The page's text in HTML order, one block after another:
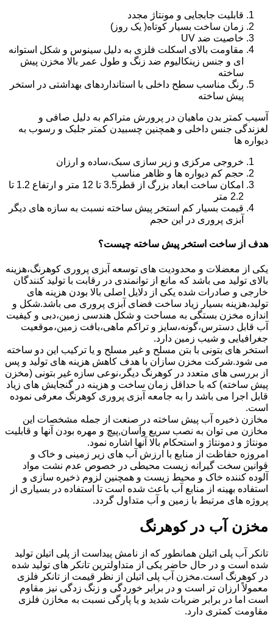
قابلیت جابجایی و مونتاژ مجدد
زمان ساخت بسیار کوتاه( یک روز)
خاصیت ضد UV
مقاومت بالای اسکلت فلزی به دلیل سینوس و شکل استوانه
ای و جنس زینکالیوم ضد زنگ و طول عمر بالا مخزن پیش
ساخته
رنگ مناسب سطح داخلی با استانداردهای بهداشتی در استخر
پیش ساخته
آسیب کمتر بدن ماهیان در پرورش متراکم به دلیل صافی و
لغزندگی جنس داخلی و همچنین چسبیدن کمتر جلبک و رسوب به
دیواره ها
خروجی مرکزی و زیر سازی سبک،ساده و ارزان
حجم کم دیواره ها و ظاهر مناسب
امکان ساخت ابعاد بزرگ از قطر3.5 تا 12 متر و ارتفاع 1.2 تا
2.2 متر
قیمت بسیار کم استخر پیش ساخته نسبت به سازه های دیگر
آبزی پروری در این حجم
هدف از ساخت استخر پیش ساخته چیست؟
یکی از معضلات و محدودیت های توسعه آبزی پروری کوهرنگ،هزینه
بالای تولید می باشد که مانع از توانمندی در رقابت با تولید کنندگان
خارجی و صادرات شده یکی از دلایل اصلی بالا بودن هزینه های
تولید،هزینه بسیار زیاد ساخت فضای آبزی پروری می باشد.شکل و
اندازه مخزن بستگی به مساحت و شکل هندسی زمین،دبی و کیفیت
آب قابل دسترس،گونه،سایز و تراکم ماهی،بافت زمین،موقعیت
جغرافیایی و شیب زمین دارد.
استخر های بتونی با بتن مسلح و غیر مسلح و یا ترکیب این دو ساخته
می شود.شرکت مخزن سازان با هدف کاهش هزینه های تولید و پس
از بررسی های متعدد در کوهرنگ دیگر،نوعی سازه غیر بتونی (مخزن
پیش ساخته) که با حداقل زمان ساخت و هزینه در گنجایش های زیاد
قابل اجرا می باشد را به جامعه آبزی پروری کوهرنگ معرفی نموده
است.
مخازن ذخیره آب پیش ساخته در صنعت از جمله مشخصات این
مخازن می توان به نصب سریع وآسان,پیچ و مهره بودن آنها و قابلیت
مونتاژ و دمونتاژ و استحکام بالا آنها اشاره نمود.
امروزه حفاظت از منابع با ارزش آب های زیر زمینی و خاک و
قوانین سخت گیرانه زیست محیطی در خصوص عدم نشت مواد
آلوده کننده خاک و محیط زیست و همچنین لزوم ذخیره سازی و
استفاده بهینه از منابع آب باعث شده است تا استفاده در بسیاری از
پروژه های مرتبط با زمین و آب متداول گردد.
مخزن آب در کوهرنگ
تانکر آب پلی اتیلن همانطور که از نامش پیداست از پلی اتیلن تولید
شده است و در حال حاضر یکی از متداولترین تانکر های تولید شده
در کوهرنگ است.مخزن آب پلی اتیلن از نظر قیمت از تانکر فلزی
معمولاً ارزان تر است و در برابر خوردگی و زنگ زدگی نیز مقاوم
است اما در برابر ضربات شدید و یا پارگی نسبت به مخازن فلزی
مقاومت کمتری دارد.